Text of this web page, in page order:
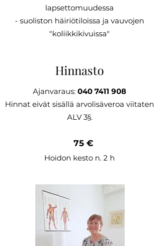
lapsettomuudessa
- suoliston häiriötiloissa ja vauvojen
"koliikkikivuissa"
Hinnasto
Ajanvaraus: 040 7411 908
Hinnat eivät sisällä arvolisäveroa viitaten
ALV 3§.
Hoidon kesto n. 2 h
75 €